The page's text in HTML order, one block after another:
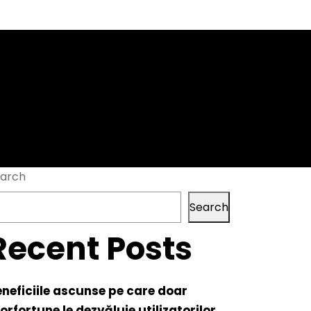
Search
Posts
ascunse pe care doar